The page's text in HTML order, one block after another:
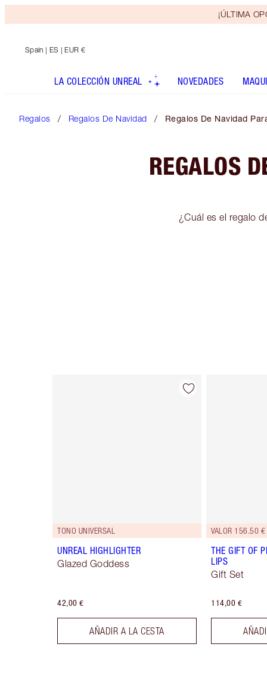
¡ÚLTIMA
Spain | ES | EUR €
LA COLECCIÓN UNREAL NOVEDADES
Regalos Regalos De Navidad Regalos De Navidad
REGALOS
¿Cuál es el regalo
Artículo 1 de 116
TONO UNIVERSAL
UNREAL HIGHLIGHTER
Glazed Goddess
42,00 €
AÑADIR A LA CESTA
VALOR 156.50 €
THE GIFT OF
LIPS
Gift Set
114,00 €